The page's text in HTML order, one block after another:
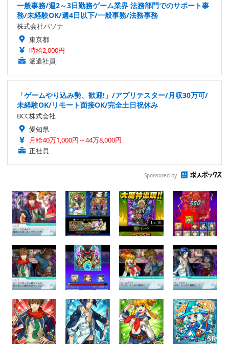
一般事務/週2～3日勤務ゲーム業界 法務部門でのサポート事
務/未経験OK/週4日以下/一般事務/法務事務
株式会社パソナ
東京都
時給2,000円
派遣社員
「ゲームやり込み勢、歓迎!」/アプリテスター/月収30万可/
未経験OK/リモート面接OK/完全土日祝休み
BCC株式会社
愛知県
月給40万1,000円～44万8,000円
正社員
Sponsored by